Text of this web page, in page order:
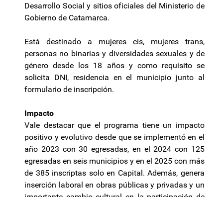
Desarrollo Social y sitios oficiales del Ministerio de
Gobierno de Catamarca.
Está destinado a mujeres cis, mujeres trans,
personas no binarias y diversidades sexuales y de
género desde los 18 años y como requisito se
solicita DNI, residencia en el municipio junto al
formulario de inscripción.
Impacto
Vale destacar que el programa tiene un impacto
positivo y evolutivo desde que se implementó en el
año 2023 con 30 egresadas, en el 2024 con 125
egresadas en seis municipios y en el 2025 con más
de 385 inscriptas solo en Capital. Además, genera
inserción laboral en obras públicas y privadas y un